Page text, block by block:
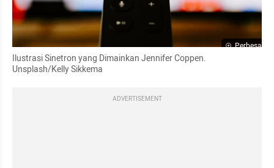
Perbesar
Ilustrasi Sinetron yang Dimainkan Jennifer Coppen.
Unsplash/Kelly Sikkema
ADVERTISEMENT